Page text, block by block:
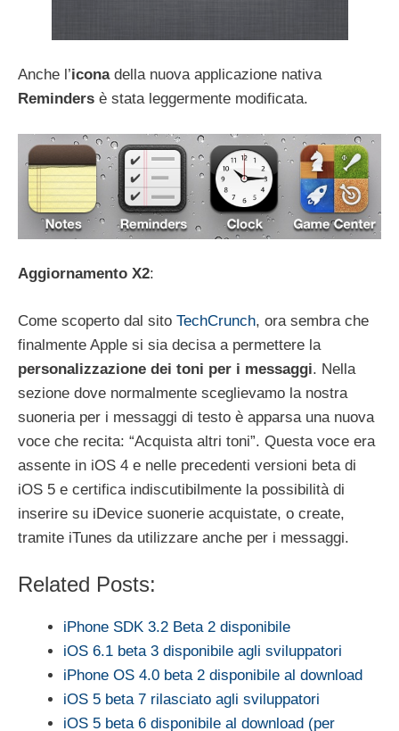
Anche l’iconadella nuova applicazione nativa
Reminders è stata leggermente modificata.
Aggiornamento X2:
Come scoperto dal sito TechCrunch, ora sembra che
finalmente Apple si sia decisa a permettere la
personalizzazione dei toni per i messaggi. Nella
sezione dove normalmente sceglievamo la nostra
suoneria per i messaggi di testo è apparsa una nuova
voce che recita: “Acquista altri toni”. Questa voce era
assente in iOS 4 e nelle precedenti versioni beta di
iOS 5 e certifica indiscutibilmente la possibilità di
inserire su iDevice suonerie acquistate, o create,
tramite iTunes da utilizzare anche per i messaggi.
Related Posts:
iPhone SDK 3.2 Beta 2 disponibile
iOS 6.1 beta 3 disponibile agli sviluppatori
iPhone OS 4.0 beta 2 disponibile al download
iOS 5 beta 7 rilasciato agli sviluppatori
iOS 5 beta 6 disponibile al download (per